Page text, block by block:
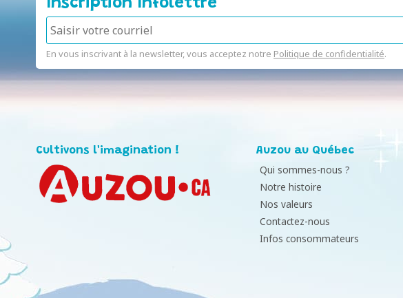
Inscription Infolettre
En vous inscrivant à la newsletter, vous acceptez notre Politique de confidentialité.
Cultivons l'imagination ! Auzou au Québec
Qui sommes-nous ?
Notre histoire
Nos valeurs
Contactez-nous
Infos consommateurs